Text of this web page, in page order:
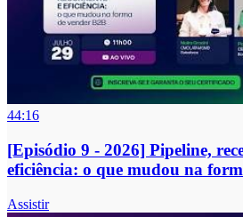
44:16
[Episódio 9 - 2026] Pipeline,
eficiência: o que mudou na
Assistir